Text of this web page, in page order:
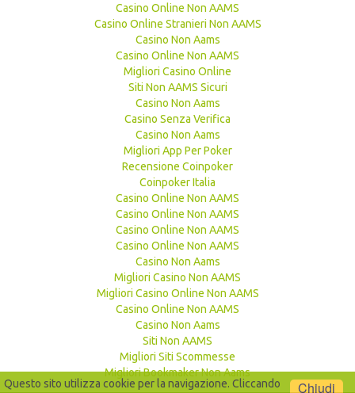
Casino Online Non AAMS
Casino Online Stranieri Non AAMS
Casino Non Aams
Casino Online Non AAMS
Migliori Casino Online
Siti Non AAMS Sicuri
Casino Non Aams
Casino Senza Verifica
Casino Non Aams
Migliori App Per Poker
Recensione Coinpoker
Coinpoker Italia
Casino Online Non AAMS
Casino Online Non AAMS
Casino Online Non AAMS
Casino Online Non AAMS
Casino Non Aams
Migliori Casino Non AAMS
Migliori Casino Online Non AAMS
Casino Online Non AAMS
Casino Non Aams
Siti Non AAMS
Migliori Siti Scommesse
Migliori Bookmaker Non Aams
Chiudi
Questo sito utilizza cookie per la navigazione. Cliccando